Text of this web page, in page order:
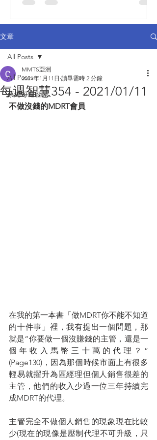
文章
All Posts
蔡總每週智慧
All Posts
每週智慧354 - 2021/01/11
MMTS亞洲
2021年1月11日 讀畢需時 2 分鐘
不做沒錢的MDRT會員
在我的第一本書「做MDRT你不能不知道
的十件事」裡，我有提出一個問題，那
就是“你要做一個沒賺錢的主管，還是一
個年收入馬幣三十萬的代理？”
(Page130)，因為那個時候市面上有很多
輕易就擢升為區經理但個人銷售很差的
主管，他們的收入少過一位三年持續完
成MDRT的代理。
主管完全不做個人銷售的現象現在比較
少(現在的現像是壓制代理不可升級，只